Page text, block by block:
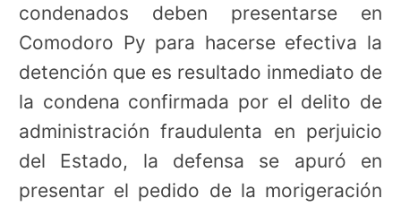
condenados deben presentarse en
Comodoro Py para hacerse efectiva la
detención que es resultado inmediato de
la condena confirmada por el delito de
administración fraudulenta en perjuicio
del Estado, la defensa se apuró en
presentar el pedido de la morigeración